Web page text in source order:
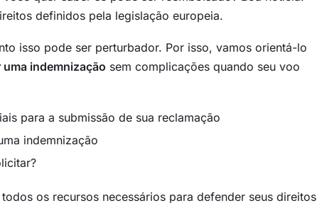
definidos pela legislação europeia.
isso pode ser perturbador. Por isso, vamos orientá-lo
indemnização sem complicações quando seu voo
para a submissão de sua reclamação
indemnização
os recursos necessários para defender seus direitos